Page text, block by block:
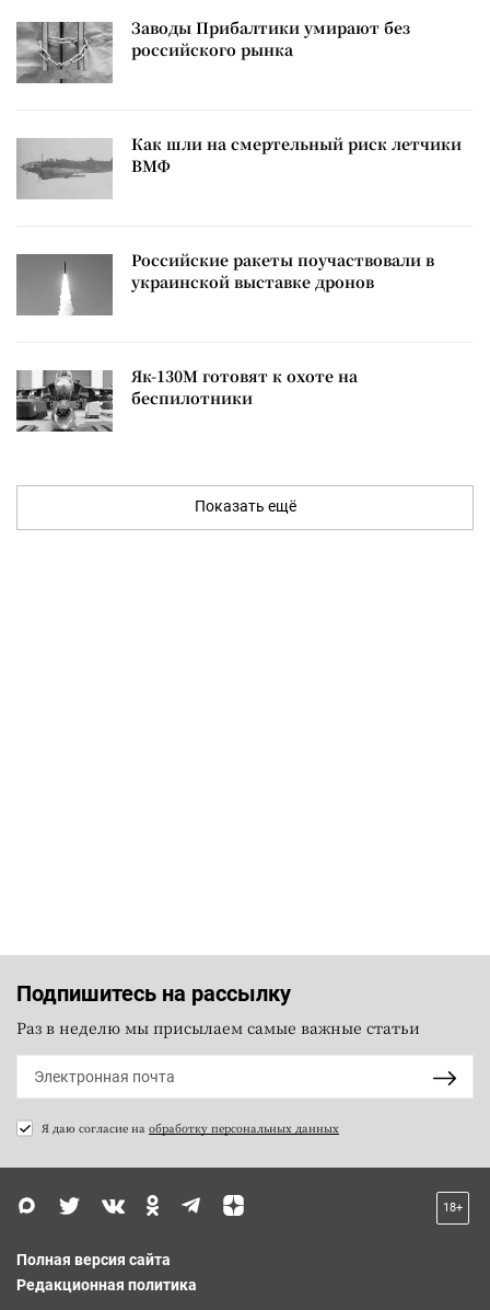
Заводы Прибалтики умирают без
российского рынка
Как шли на смертельный риск летчики
ВМФ
Российские ракеты поучаствовали в
украинской выставке дронов
Як-130М готовят к охоте на
беспилотники
Показать ещё
Подпишитесь на рассылку
Раз в неделю мы присылаем самые важные статьи
Я даю согласие на обработку персональных данных
18+
Полная версия сайта
Редакционная политика